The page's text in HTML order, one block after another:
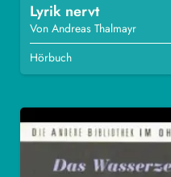
Lyrik nervt
Von Andreas Thalmayr
Hörbuch